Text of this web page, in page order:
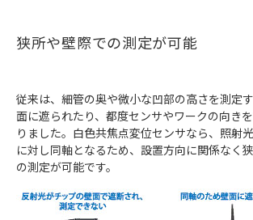
狭所や壁際での測定が可能
従来は、細管の奥や微小な凹部の高さを測定
面に遮られたり、都度センサやワークの向き
りました。白色共焦点変位センサなら、照射
に対し同軸となるため、設置方向に関係なく
の測定が可能です。